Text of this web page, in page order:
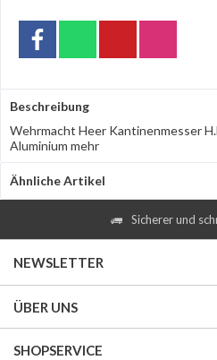
Beschreibung
Wehrmacht Heer Kantinenmesser
Aluminium mehr
Ähnliche Artikel
Sicherer und
NEWSLETTER
ÜBER UNS
SHOPSERVICE